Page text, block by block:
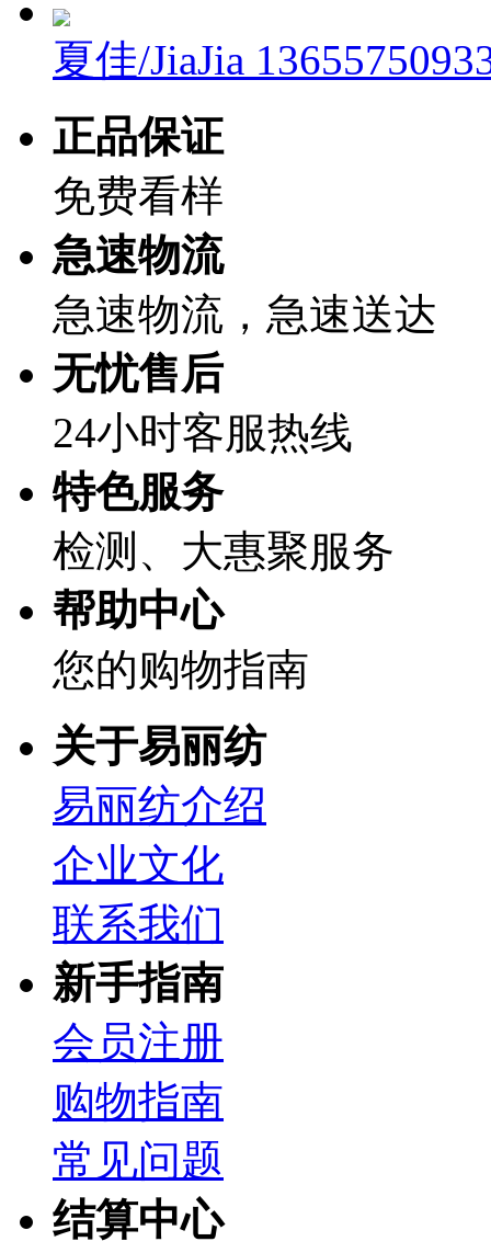
夏佳/JiaJia
正品保证
免费看样
急速物流
急速物流，急速送达
无忧售后
24小时客服热线
特色服务
检测、大惠聚服务
帮助中心
您的购物指南
关于易丽纺
易丽纺介绍
企业文化
联系我们
新手指南
会员注册
购物指南
常见问题
结算中心